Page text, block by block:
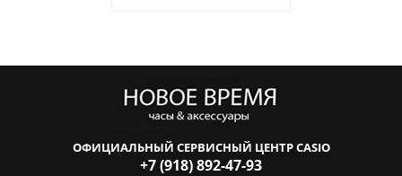
ОФИЦИАЛЬНЫЙ СЕРВИСНЫЙ ЦЕНТР CASIO
+7 (918) 892-47-93